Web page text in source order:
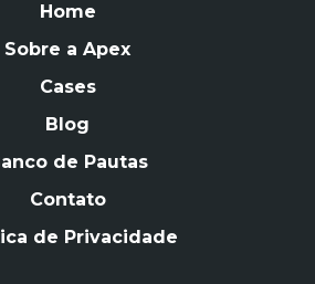
Home
Sobre a Apex
Cases
Blog
de Pautas
Contato
de Privacidade